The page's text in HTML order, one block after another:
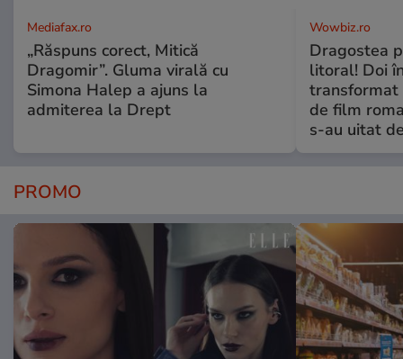
Mediafax.ro
„Răspuns corect, Mitică
Dragomir”. Gluma virală cu
Simona Halep a ajuns la
admiterea la Drept
Wowbiz.ro
Dragostea
litoral! Doi
transformat
de film
s-au uitat
PROMO